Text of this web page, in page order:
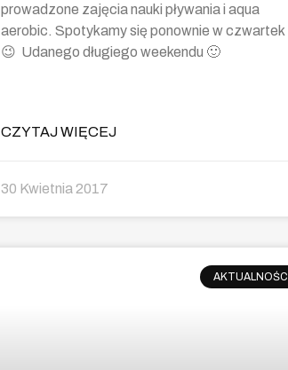
prowadzone zajęcia nauki pływania i aqua
aerobic. Spotykamy się ponownie w czwartek
😉 Udanego długiego weekendu 🙂
CZYTAJ WIĘCEJ
30 Kwietnia 2017
AKTUALNOŚCI